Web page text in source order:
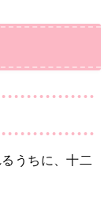
うちに、十二